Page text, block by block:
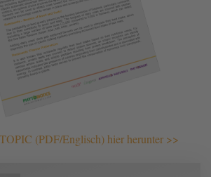
(PDF/Englisch) hier herunter >>